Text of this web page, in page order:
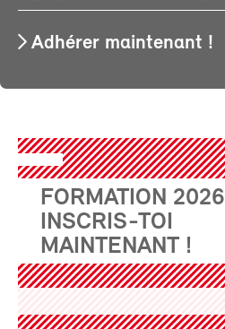
Adhérer maintenant !
FORMATION
INSCRIS-TOI
MAINTENANT !